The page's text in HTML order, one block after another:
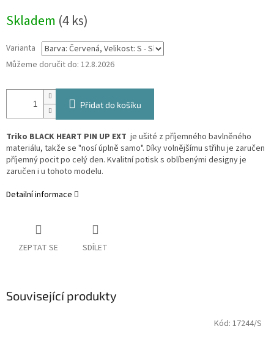
cena:
Skladem (4 ks)
Varianta
Můžeme doručit do: 12.8.2026
Přidat do košíku
Triko BLACK HEART PIN UP EXT je ušité z příjemného bavlněného
materiálu, takže se "nosí úplně samo". Díky volnějšímu střihu je zaručen
příjemný pocit po celý den. Kvalitní potisk s oblíbenými designy je
zaručen i u tohoto modelu.
Detailní informace
ZEPTAT SE SDÍLET
Související produkty
Kód: 17244/S